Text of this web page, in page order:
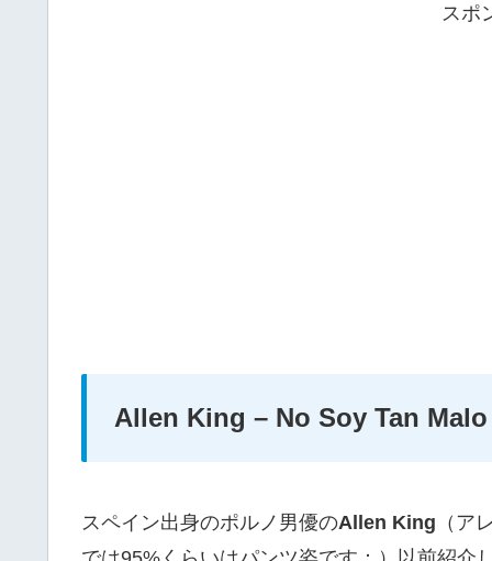
スポ
Allen King – No Soy Tan Malo
スペイン出身のポルノ男優のAllen King （ア